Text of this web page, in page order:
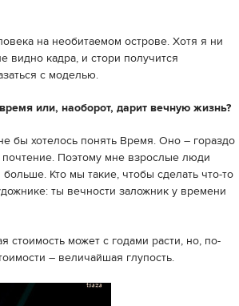
на необитаемом острове. Хотя я ни
видно кадра, и стори получится
с моделью.
или, наоборот, дарит вечную жизнь?
бы хотелось понять Время. Оно – гораздо
Поэтому мне взрослые люди
Кто мы такие, чтобы сделать что-то
ты вечности заложник у времени
может с годами расти, но, по-
– величайшая глупость.